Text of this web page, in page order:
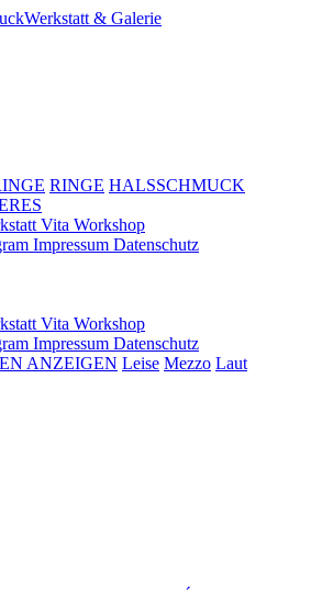
& Galerie
RINGE HALSSCHMUCK
Vita Workshop
Impressum Datenschutz
Vita Workshop
Impressum Datenschutz
ANZEIGEN Leise Mezzo Laut